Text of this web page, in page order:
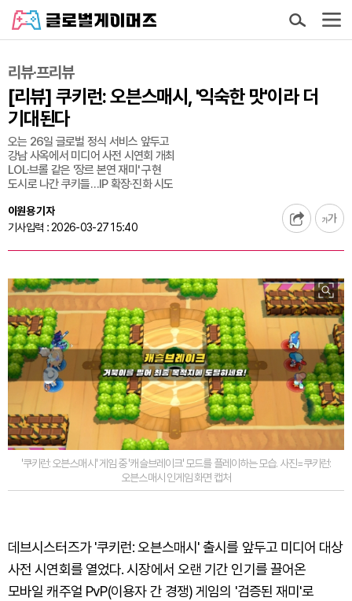
리뷰·프리뷰
[리뷰] 쿠키런: 오븐스매시, '익숙한 맛'이라 더
기대된다
오는 26일 글로벌 정식 서비스 앞두고
강남 사옥에서 미디어 사전 시연회 개최
LOL·브롤 같은 '장르 본연 재미' 구현
도시로 나간 쿠키들…IP 확장·진화 시도
이원용 기자
기사입력 : 2026-03-27 15:40
'쿠키런: 오븐스매시' 게임 중 '캐슬브레이크' 모드를 플레이하는 모습. 사진=쿠키런:
오븐스매시 인게임 화면 캡처
데브시스터즈가 '쿠키런: 오븐스매시' 출시를 앞두고 미디어 대상
사전 시연회를 열었다. 시장에서 오랜 기간 인기를 끌어온
모바일 캐주얼 PvP(이용자 간 경쟁) 게임의 '검증된 재미'로